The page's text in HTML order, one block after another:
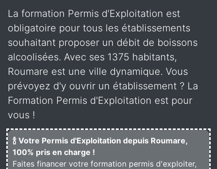
La formation Permis d'Exploitation est
obligatoire pour tous les établissements
souhaitant proposer un débit de boissons
alcoolisées. Avec ses 1375 habitants,
Roumare est une ville dynamique. Vous
prévoyez d'y ouvrir un établissement ? La
Formation Permis d'Exploitation est pour
vous !
🍾 Votre Permis d'Exploitation depuis Roumare,
100% pris en charge !
Faites financer votre formation permis d'exploiter,